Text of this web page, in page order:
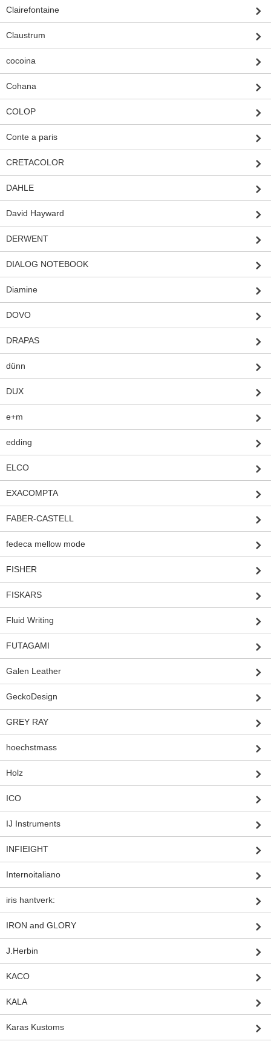
Clairefontaine
Claustrum
cocoina
Cohana
COLOP
Conte a paris
CRETACOLOR
DAHLE
David Hayward
DERWENT
DIALOG NOTEBOOK
Diamine
DOVO
DRAPAS
dünn
DUX
e+m
edding
ELCO
EXACOMPTA
FABER-CASTELL
fedeca mellow mode
FISHER
FISKARS
Fluid Writing
FUTAGAMI
Galen Leather
GeckoDesign
GREY RAY
hoechstmass
Holz
ICO
IJ Instruments
INFIEIGHT
Internoitaliano
iris hantverk:
IRON and GLORY
J.Herbin
KACO
KALA
Karas Kustoms